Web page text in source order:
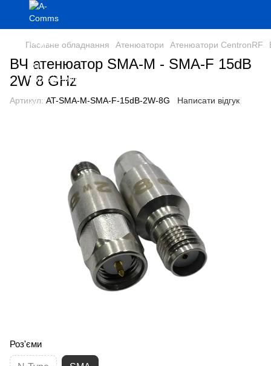
Пасивне обладнання Атенюатори Атенюатори CentronRF
ВЧ атенюатор SMA-M - SMA-F 15dB
2W 8 GHz
Артикул: AT-SMA-M-SMA-F-15dB-2W-8G Написати відгук
Роз'єми